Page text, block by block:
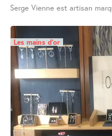
Serge Vienne est artisan
Les mains d’or